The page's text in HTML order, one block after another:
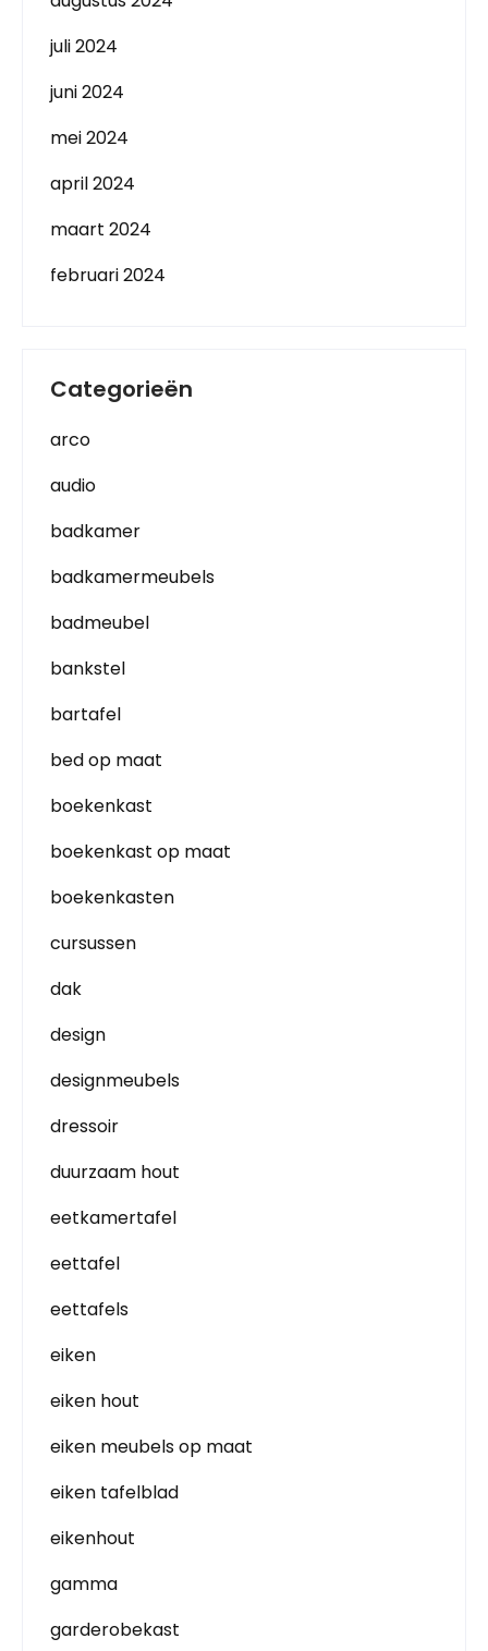
juli 2024
juni 2024
mei 2024
april 2024
maart 2024
februari 2024
Categorieën
arco
audio
badkamer
badkamermeubels
badmeubel
bankstel
bartafel
bed op maat
boekenkast
boekenkast op maat
boekenkasten
cursussen
dak
design
designmeubels
dressoir
duurzaam hout
eetkamertafel
eettafel
eettafels
eiken
eiken hout
eiken meubels op maat
eiken tafelblad
eikenhout
gamma
garderobekast